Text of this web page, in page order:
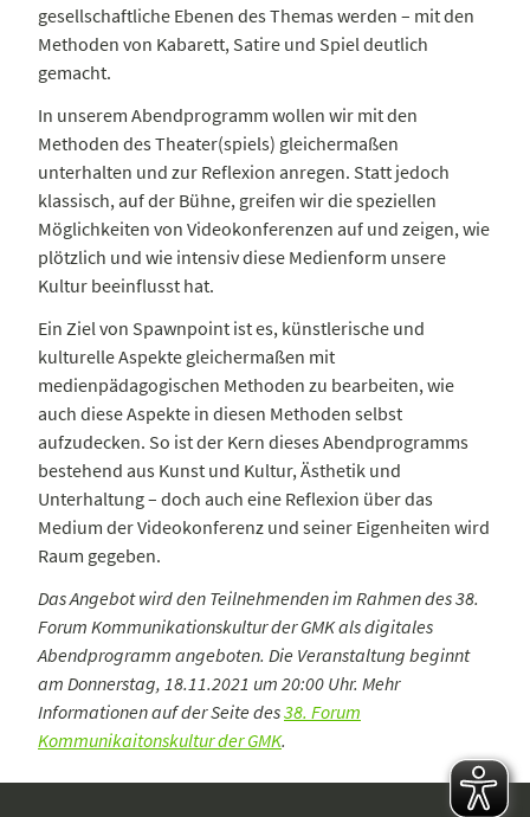
gesellschaftliche Ebenen des Themas werden – mit den
Methoden von Kabarett, Satire und Spiel deutlich
gemacht.
In unserem Abendprogramm wollen wir mit den
Methoden des Theater(spiels) gleichermaßen
unterhalten und zur Reflexion anregen. Statt jedoch
klassisch, auf der Bühne, greifen wir die speziellen
Möglichkeiten von Videokonferenzen auf und zeigen, wie
plötzlich und wie intensiv diese Medienform unsere
Kultur beeinflusst hat.
Ein Ziel von Spawnpoint ist es, künstlerische und
kulturelle Aspekte gleichermaßen mit
medienpädagogischen Methoden zu bearbeiten, wie
auch diese Aspekte in diesen Methoden selbst
aufzudecken. So ist der Kern dieses Abendprogramms
bestehend aus Kunst und Kultur, Ästhetik und
Unterhaltung – doch auch eine Reflexion über das
Medium der Videokonferenz und seiner Eigenheiten wird
Raum gegeben.
Das Angebot wird den Teilnehmenden im Rahmen des 38.
Forum Kommunikationskultur der GMK als digitales
Abendprogramm angeboten. Die Veranstaltung beginnt
am Donnerstag, 18.11.2021 um 20:00 Uhr. Mehr
Informationen auf der Seite des38. Forum
Kommunikaitonskultur der GMK.